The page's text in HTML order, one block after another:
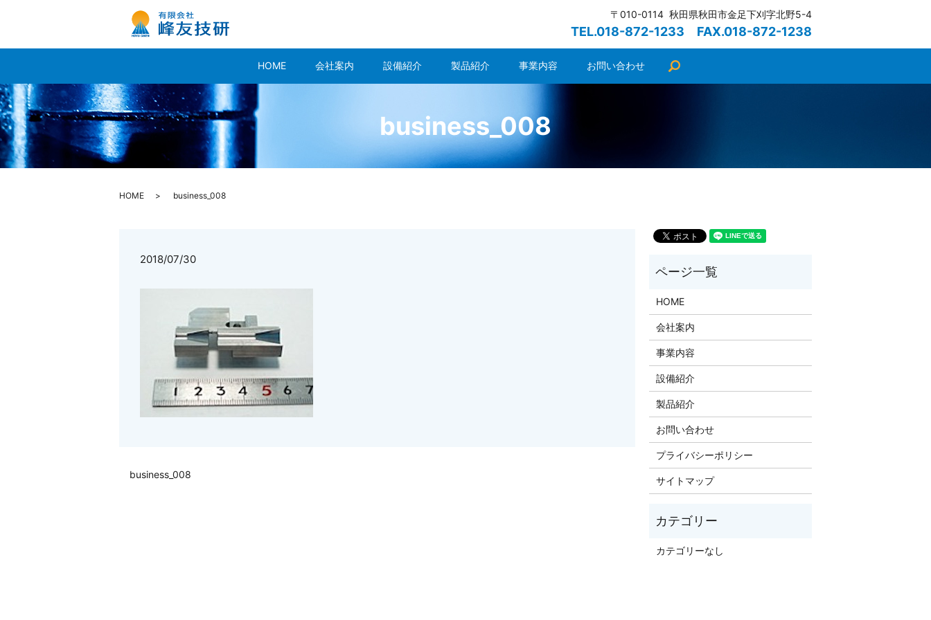
〒010-0114 秋田県秋田市金足下刈字北野5-4
TEL.018-872-1233 FAX.018-872-1238
HOME 会社案内 設備紹介 製品紹介 事業内容 お問い合わせ search
business_008
HOME business_008
2018/07/30
business_008
HOME
会社案内
事業内容
設備紹介
製品紹介
お問い合わせ
プライバシーポリシー
サイトマップ
カテゴリーなし